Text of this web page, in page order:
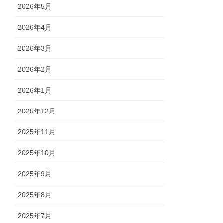
2026年5月
2026年4月
2026年3月
2026年2月
2026年1月
2025年12月
2025年11月
2025年10月
2025年9月
2025年8月
2025年7月